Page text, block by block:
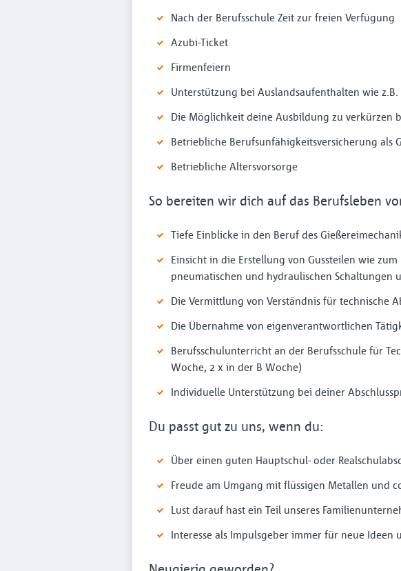
Nach der Berufsschule Zeit zur freien Verfügung
Azubi-Ticket
Firmenfeiern
Unterstützung bei Auslandsaufenthalten wie
Die Möglichkeit deine Ausbildung zu verkürzen
Betriebliche Berufsunfähigkeitsversicherung als
Betriebliche Altersvorsorge
So bereiten wir dich auf das Berufsleben
Tiefe Einblicke in den Beruf des
Einsicht in die Erstellung von Gussteilen wie
pneumatischen und hydraulischen Schaltungen
Die Vermittlung von Verständnis für technische
Die Übernahme von eigenverantwortlichen
Berufsschulunterricht an der Berufsschule für
Woche, 2 x in der B Woche)
Individuelle Unterstützung bei deiner
Du passt gut zu uns, wenn du:
Über einen guten Hauptschul- oder
Freude am Umgang mit flüssigen Metallen und
Lust darauf hast ein Teil unseres
Interesse als Impulsgeber immer für neue